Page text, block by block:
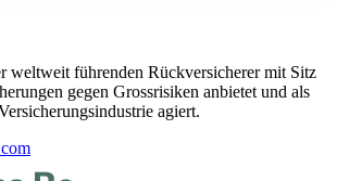
weltweit führenden Rückversicherer mit Sitz
gegen Grossrisiken anbietet und als
agiert.